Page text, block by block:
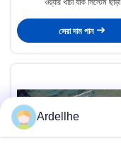
ওয়্যার খাঁচা র্যাক সিস্টেম ছাড়া
সেরা দাম পান
Ardellhe